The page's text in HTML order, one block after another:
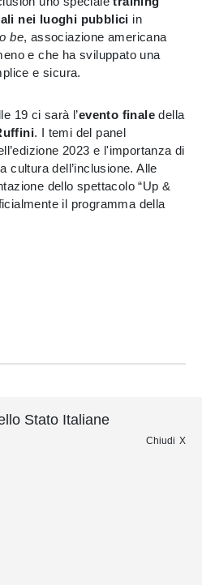
nei luoghi pubblici in
be, associazione americana
e che ha sviluppato una
e sicura.
19 ci sarà l’evento finale della
. I temi del panel
2023 e l'importanza di
cultura dell’inclusione. Alle
dello spettacolo “Up &
il programma della
Stato Italiane
Chiudi